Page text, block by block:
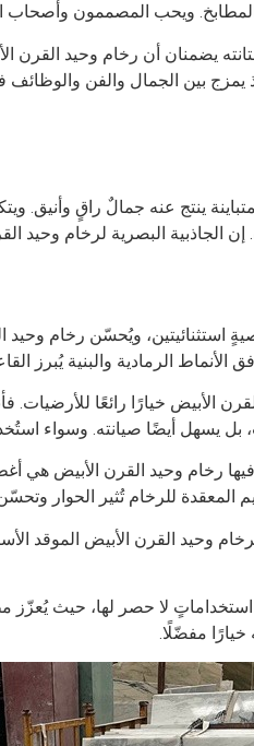
ويحب المصممون وأصحاب
يضمنان أن رخام وحيد
إذ يمزج بين الجمال والفن
ينتج عنه جمالٌ راقٍ
إن الجاذبية البصرية لرخام
ويُحسّن رخام وحيد
الأنماط الرمادية والبنية يُبرز
بل يسهل أيضًا صيانته. وسواء
رخام وحيد القرن الأبيض هي
المعقدة للرخام تُثير الحوار
وحيد القرن الأبيض الموقد
استخداماتٍ لا حصر لها، حيث
خيارًا مفضّلًا.